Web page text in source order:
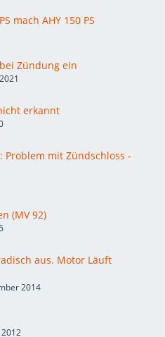
mach AHY 150 PS
Zündung ein
erkannt
Problem mit Zündschloss -
(MV 92)
aus. Motor Läuft
2014